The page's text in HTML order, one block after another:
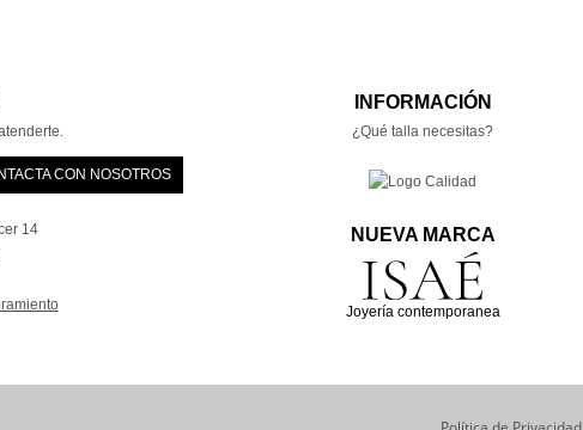
CON NOSOTROS
14
INFORMACIÓN
¿Qué talla necesitas?
NUEVA MARCA
Joyería contemporanea